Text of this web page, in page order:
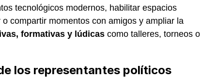
tecnológicos modernos, habilitar espacios
compartir momentos con amigos y ampliar la
formativas y lúdicas como talleres, torneos o
los representantes políticos